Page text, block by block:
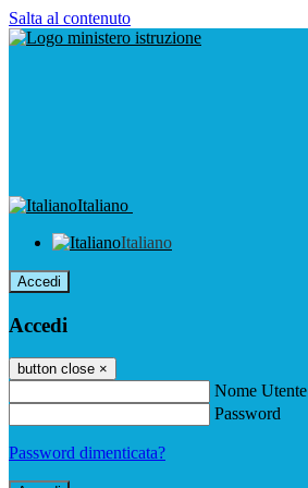
Salta al contenuto
Italiano
Italiano
Accedi
Accedi
button close ×
Nome Utente
Password
Password dimenticata?